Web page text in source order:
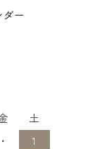
ダー
土
・
1